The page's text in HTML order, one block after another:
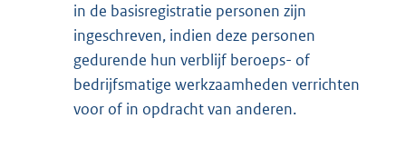
in de basisregistratie personen zijn
ingeschreven, indien deze personen
gedurende hun verblijf beroeps- of
bedrijfsmatige werkzaamheden verrichten
voor of in opdracht van anderen.